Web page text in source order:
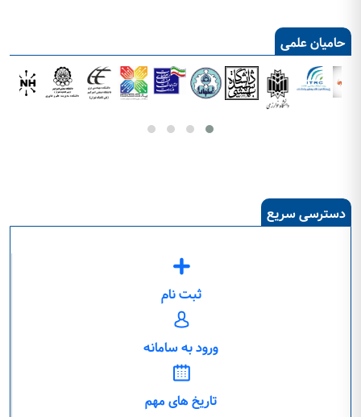
حامیان علمی
دسترسی سریع
ثبت نام
ورود به سامانه
تاریخ های مهم